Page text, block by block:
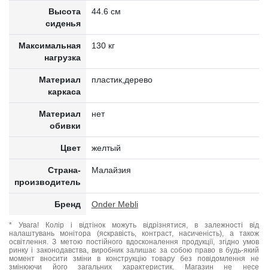
Высота
сиденья
44.6 см
Максимальная
нагрузка
130 кг
Материал
каркаса
пластик,дерево
Материал
обивки
нет
Цвет желтый
Страна-
производитель
Малайзия
Бренд Onder Mebli
* Увага! Колір і відтінок можуть відрізнятися, в залежності від
налаштувань монітора (яскравість, контраст, насиченість), а також
освітлення. З метою постійного вдосконалення продукції, згідно умов
ринку і законодавства, виробник залишає за собою право в будь-який
момент вносити зміни в конструкцію товару без повідомлення не
змінюючи його загальних характеристик. Магазин не несе